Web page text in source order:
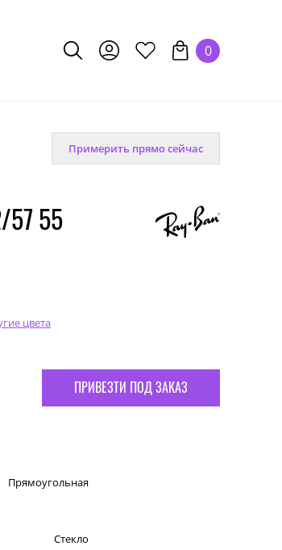
0
Примерить прямо сейчас
55
цвета
ПРИВЕЗТИ ПОД ЗАКАЗ
Прямоугольная
Стекло